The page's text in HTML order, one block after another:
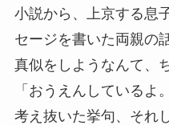
小説から、上京する息
セージを書いた両親の
真似をしようなんて、
「おうえんしているよ
考え抜いた挙句、それ